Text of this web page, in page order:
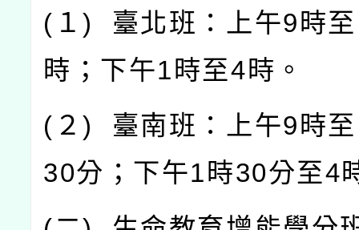
( １) 臺北班：上午9 時
時；下午1 時至4時。
( ２) 臺南班：上午9 時
30分；下午1 時30分至4